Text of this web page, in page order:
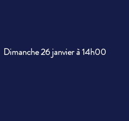
Dimanche 26 janvier à 14h00